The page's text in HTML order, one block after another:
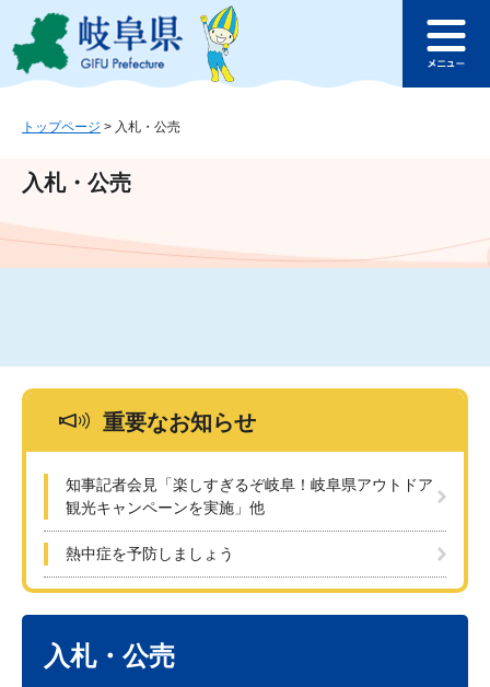
ジ
ュ
文
このページの本文へ
ュ
トップページ > 入札・公売
入札・公売
重要なお知らせ
知事記者会見「楽しすぎるぞ岐阜！岐阜県アウトドア
観光キャンペーンを実施」他
熱中症を予防しましょう
入札・公売